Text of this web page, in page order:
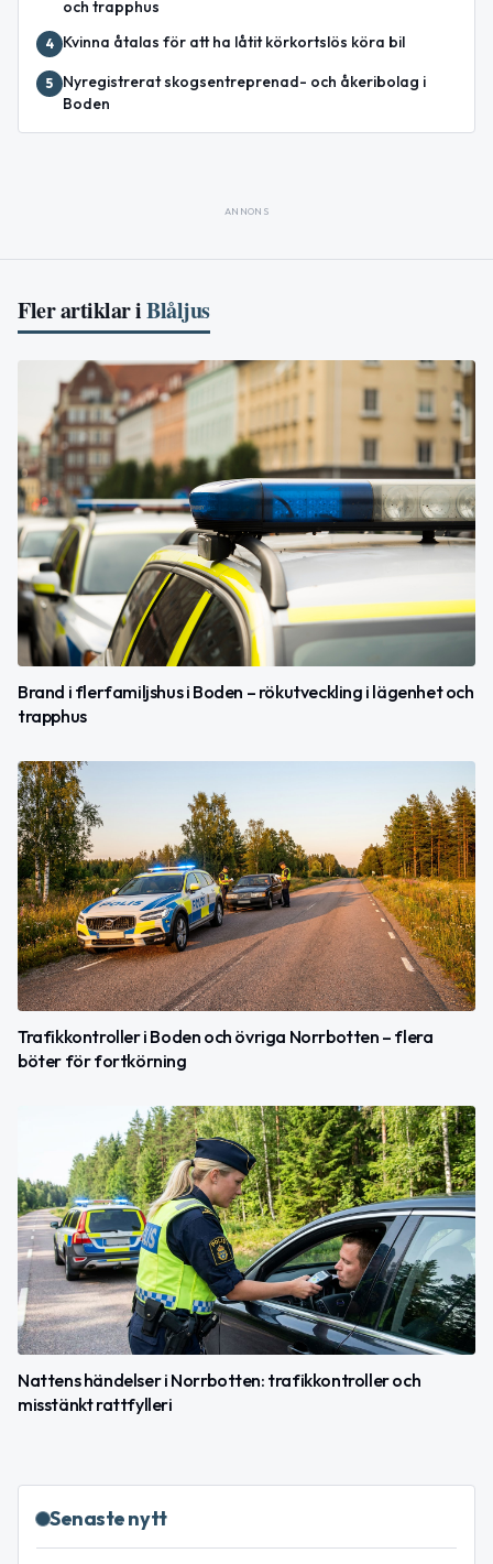
och trapphus
4 Kvinna åtalas för att ha låtit körkortslös köra bil
5
Nyregistrerat skogsentreprenad- och åkeribolag i
Boden
ANNONS
Fler artiklar iBlåljus
Brand i flerfamiljshus i Boden – rökutveckling i lägenhet och
trapphus
Trafikkontroller i Boden och övriga Norrbotten – flera
böter för fortkörning
Nattens händelser i Norrbotten: trafikkontroller och
misstänkt rattfylleri
Senaste nytt